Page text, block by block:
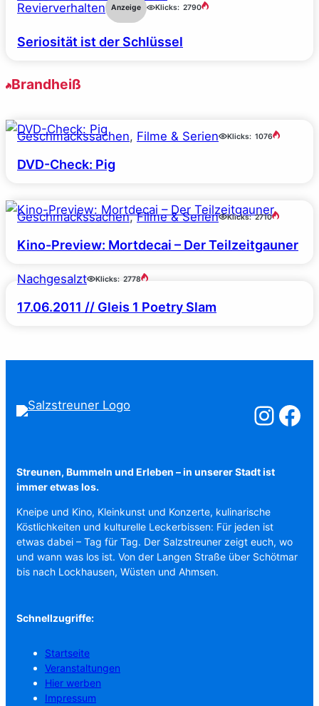
Revierverhalten Anzeige Klicks: 2790
Seriosität ist der Schlüssel
Brandheiß
Geschmackssachen, Filme & Serien Klicks: 1076
DVD-Check: Pig
Geschmackssachen, Filme & Serien Klicks: 2710
Kino-Preview: Mortdecai – Der Teilzeitgauner
Nachgesalzt Klicks: 2778
17.06.2011 // Gleis 1 Poetry Slam
Salzstreuner
Streunen, Bummeln und Erleben – in unserer Stadt ist
immer etwas los.
Kneipe und Kino, Kleinkunst und Konzerte, kulinarische
Köstlichkeiten und kulturelle Leckerbissen: Für jeden ist
etwas dabei – Tag für Tag. Der Salzstreuner zeigt euch, wo
und wann was los ist. Von der Langen Straße über Schötmar
bis nach Lockhausen, Wüsten und Ahmsen.
Schnellzugriffe:
Startseite
Veranstaltungen
Hier werben
Impressum